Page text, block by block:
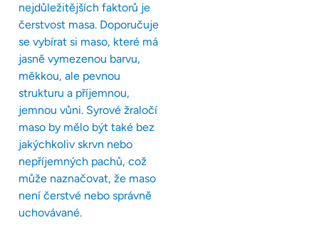
nejdůležitějších faktorů je
čerstvost masa. Doporučuje
se vybírat si maso, které má
jasně vymezenou barvu,
měkkou, ale pevnou
strukturu a příjemnou,
jemnou vůni. Syrové žraločí
maso by mělo být také bez
jakýchkoliv skrvn nebo
nepříjemných pachů, což
může naznačovat, že maso
není čerstvé nebo správně
uchovávané.